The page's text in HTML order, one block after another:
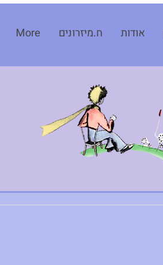
אודות ח.מיזרונים More